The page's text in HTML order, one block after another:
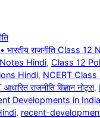
• भारतीय राजनीति Class 12
Hindi, Class 12
Hindi, NCERT
राजनीति विज्ञान नोट्स,
Developments in
, recent-